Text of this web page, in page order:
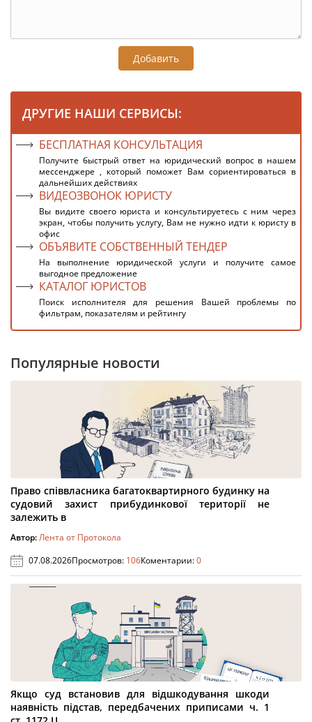
Добавить
ДРУГИЕ НАШИ СЕРВИСЫ:
БЕСПЛАТНАЯ КОНСУЛЬТАЦИЯ
Получите быстрый ответ на юридический вопрос в нашем
мессенджере , который поможет Вам сориентироваться в
дальнейших действиях
ВИДЕОЗВОНОК ЮРИСТУ
Вы видите своего юриста и консультируетесь с ним через
экран, чтобы получить услугу, Вам не нужно идти к юристу в
офис
ОБЪЯВИТЕ СОБСТВЕННЫЙ ТЕНДЕР
На выполнение юридической услуги и получите самое
выгодное предложение
КАТАЛОГ ЮРИСТОВ
Поиск исполнителя для решения Вашей проблемы по
фильтрам, показателям и рейтингу
Популярные новости
Право співвласника багатоквартирного будинку на
судовий захист прибудинкової території не
залежить в
Автор:Лента от Протокола
07.08.2026Просмотров: 106Коментарии:0
Якщо суд встановив для відшкодування шкоди
наявність підстав, передбачених приписами ч. 1